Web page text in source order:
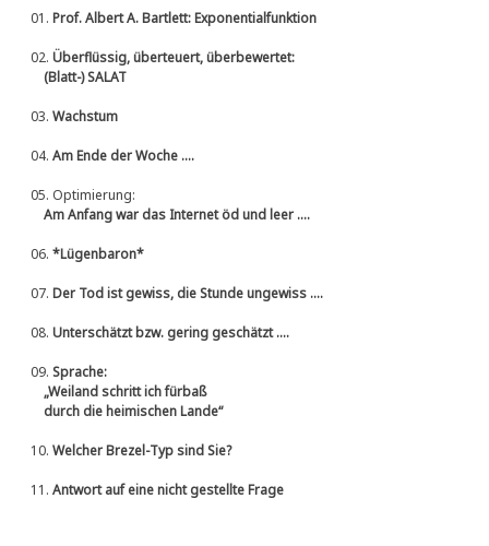
01.Prof. Albert A. Bartlett: Exponentialfunktion
02.Überflüssig, überteuert, überbewertet:
(Blatt-) SALAT
03.Wachstum
04.Am Ende der Woche ....
05. Optimierung:
Am Anfang war das Internet öd und leer ....
06.*Lügenbaron*
07.Der Tod ist gewiss, die Stunde ungewiss ....
08.Unterschätzt bzw. gering geschätzt ....
09.Sprache:
„Weiland schritt ich fürbaß
durch die heimischen Lande“
10.Welcher Brezel-Typ sind Sie?
11.Antwort auf eine nicht gestellte Frage